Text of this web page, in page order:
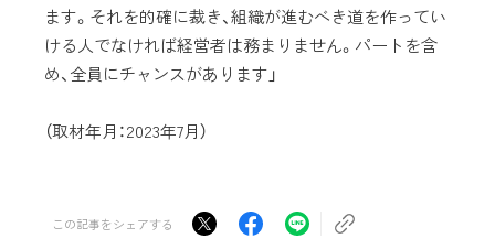
ます。それを的確に裁き、組織が進むべき道を作ってい
ける人でなければ経営者は務まりません。パートを含
め、全員にチャンスがあります」
（取材年月：2023年7月）
この記事をシェアする